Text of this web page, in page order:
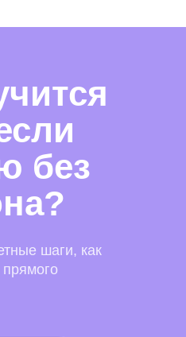
без
шаги, как